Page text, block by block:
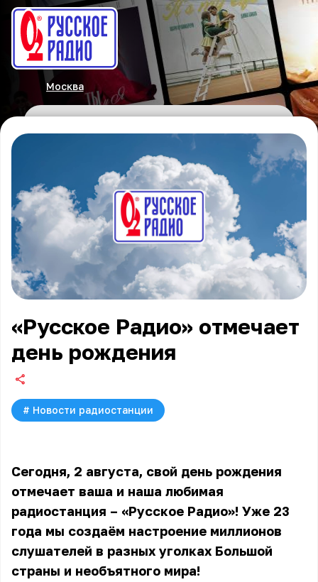
Москва
«Русское Радио» отмечает
день рождения
# Новости радиостанции
Сегодня, 2 августа, свой день рождения
отмечает ваша и наша любимая
радиостанция – «Русское Радио»! Уже 23
года мы создаём настроение миллионов
слушателей в разных уголках Большой
страны и необъятного мира!